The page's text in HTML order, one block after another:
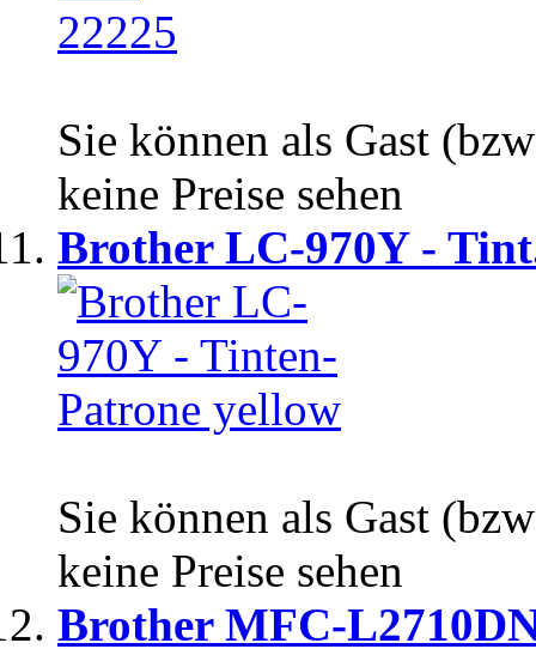
Sie können als Gast
keine Preise sehen
Brother LC-970Y -
Sie können als Gast
keine Preise sehen
Brother MFC-